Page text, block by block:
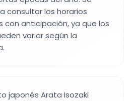
consultar los horarios
con anticipación, ya que los
variar según la
japonés Arata Isozaki